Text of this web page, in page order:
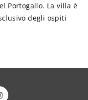
Portogallo. La villa è
degli ospiti